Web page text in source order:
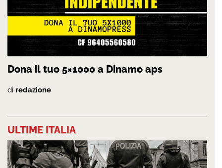
Dona il tuo 5×1000 a Dinamo aps
di redazione
ULTIME ITALIA